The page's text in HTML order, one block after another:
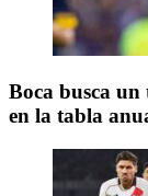
Boca busca
en la tabla